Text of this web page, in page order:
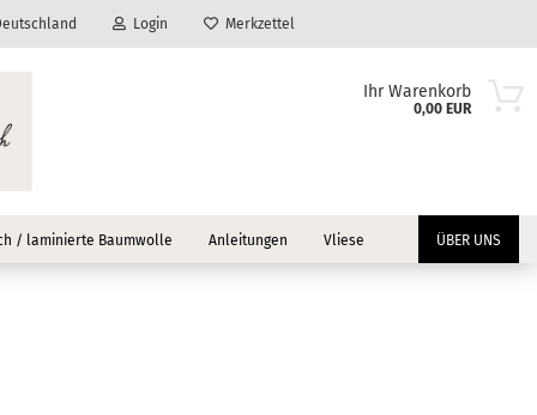
Login Merkzettel
Ihr Warenkorb
0,00 EUR
/ laminierte Baumwolle Anleitungen Vliese ÜBER UNS